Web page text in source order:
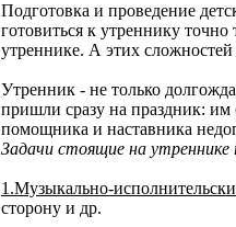
Подготовка и проведение
готовиться к утреннику
утреннике. А этих
Утренник - не только
пришли сразу на праздник: им
помощника и наставника
Задачи стоящие на утреннике
1.Музыкально-
сторону и др.